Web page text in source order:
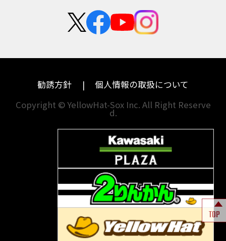
BALIUSⅡBANDIT
BANDIT 1250FBANDIT 1250S
BANDIT1250FBANDIT1250SBBQ
BEETフルエキ
BEETマフラー
BLACKLIMITEDBMW
BMW S1000RR Mパッケージ
BMWS1000R
BMW S1000RR
BMW フルパニアBM‘Sマフラー
BOBBERBOLTBOLT C-Spec
BOLT C-Spec ABS BOLT R-Spec
BOLTR-SpecBONNEVILLE
BONNEVILLE T100
ハーレーダビッドソン
ドゥカティ
モトグッツイ
MVアグスタ
他海外ﾒｰｶｰ
兵庫
福岡
長崎
熊本
中途採用・アルバイト
TOP
勧誘方針
個人情報の取扱について
Copyright © YellowHat-Sox Inc. All Right Reserve
d.